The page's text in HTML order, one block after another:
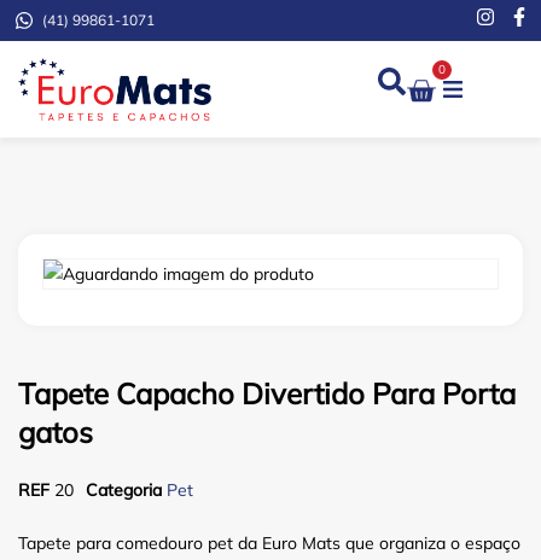
(41) 99861-1071
0
Tapete Capacho Divertido Para Porta
gatos
REF 20 Categoria Pet
Tapete para comedouro pet da Euro Mats que organiza o espaço